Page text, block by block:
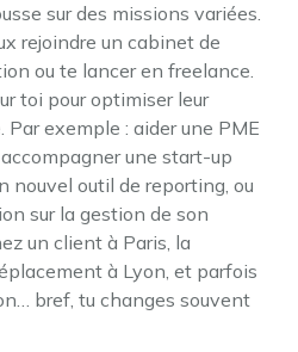
sur des missions variées.
rejoindre un cabinet de
ou te lancer en freelance.
toi pour optimiser leur
exemple : aider une PME
une start-up
nouvel outil de reporting, ou
sur la gestion de son
un client à Paris, la
à Lyon, et parfois
bref, tu changes souvent